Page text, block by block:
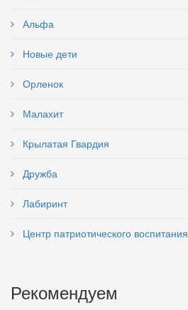
Альфа
Новые дети
Орленок
Малахит
Крылатая Гвардия
Дружба
Лабиринт
Центр патриотического воспитания
Рекомендуем